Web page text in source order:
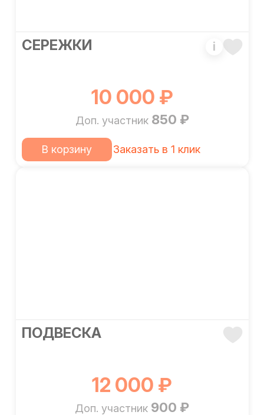
СЕРЕЖКИ i
10 000 ₽
Доп. участник 850 ₽
В корзину Заказать в 1 клик
ПОДВЕСКА
12 000 ₽
Доп. участник 900 ₽